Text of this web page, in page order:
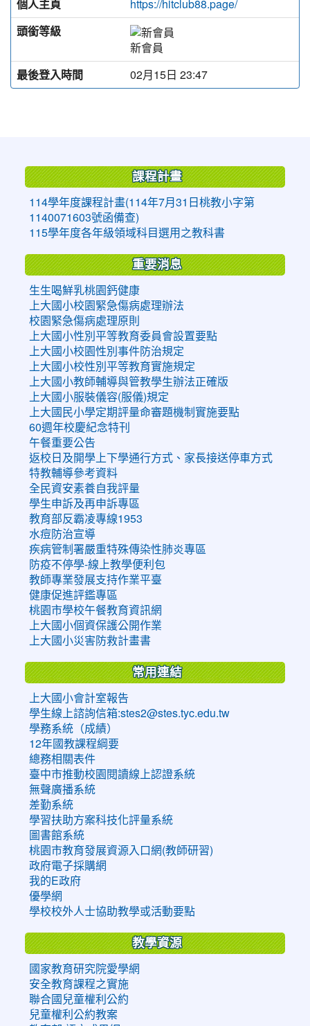
個人主頁
https://hitclub88.page/
頭銜等級
新會員
最後登入時間
02月15日 23:47
課程計畫
114學年度課程計畫(114年7月31日桃教小字第
1140071603號函備查)
115學年度各年級領域科目選用之教科書
重要消息
生生喝鮮乳桃園鈣健康
上大國小校園緊急傷病處理辦法
校園緊急傷病處理原則
上大國小性別平等教育委員會設置要點
上大國小校園性別事件防治規定
上大國小校性別平等教育實施規定
上大國小教師輔導與管教學生辦法正確版
上大國小服裝儀容(服儀)規定
上大國民小學定期評量命審題機制實施要點
60週年校慶紀念特刊
午餐重要公告
返校日及開學上下學通行方式、家長接送停車方式
特教輔導參考資料
全民資安素養自我評量
學生申訴及再申訴專區
教育部反霸凌專線1953
水痘防治宣導
疾病管制署嚴重特殊傳染性肺炎專區
防疫不停學-線上教學便利包
教師專業發展支持作業平臺
健康促進評鑑專區
桃園市學校午餐教育資訊網
上大國小個資保護公開作業
上大國小災害防救計畫書
常用連結
上大國小會計室報告
學生線上諮詢信箱:stes2@stes.tyc.edu.tw
學務系統（成績）
12年國教課程綱要
總務相關表件
臺中市推動校園閱讀線上認證系統
無聲廣播系統
差勤系統
學習扶助方案科技化評量系統
圖書館系統
桃園市教育發展資源入口網(教師研習)
政府電子採購網
我的E政府
優學網
學校校外人士協助教學或活動要點
教學資源
國家教育研究院愛學網
安全教育課程之實施
聯合國兒童權利公約
兒童權利公約教案